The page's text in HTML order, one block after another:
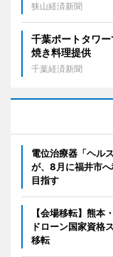
狭山経済新聞
千葉ポートタワ
焼き料理提供
千葉経済新聞
電位治療器「ヘル
が、8月に福井市
目指す
【会場移転】熊本
ドローン国家資格
移転